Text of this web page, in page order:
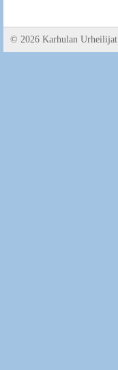
© 2026 Karhulan Urheilijat